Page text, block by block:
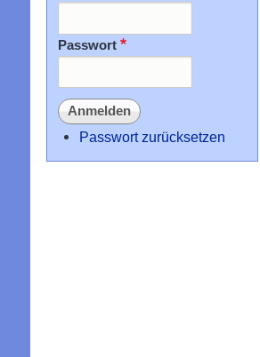
Passwort
Passwort zurücksetzen